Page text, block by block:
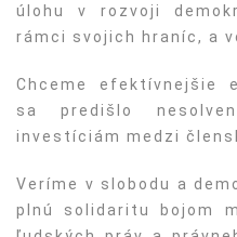
úlohu v rozvoji
rámci svojich hraníc, a
Chceme efektívnejšie
sa predišlo
investíciám medzi
Veríme v slobodu a
plnú solidaritu bojom